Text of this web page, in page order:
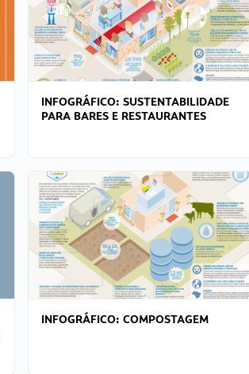
INFOGRÁFICO: SUSTENTABILIDADE
PARA BARES E RESTAURANTES
INFOGRÁFICO: COMPOSTAGEM